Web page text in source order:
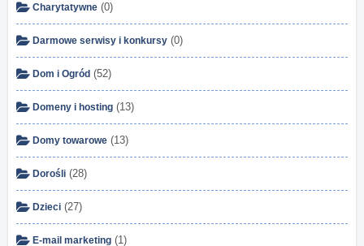
Charytatywne (0)
Darmowe serwisy i konkursy (0)
Dom i Ogród (52)
Domeny i hosting (13)
Domy towarowe (13)
Dorośli (28)
Dzieci (27)
E-mail marketing (1)